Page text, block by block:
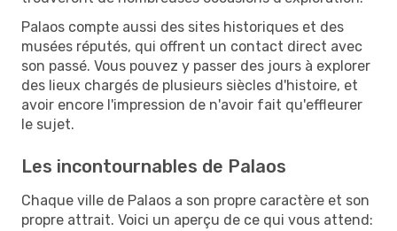
Palaos compte aussi des sites historiques et des
musées réputés, qui offrent un contact direct avec
son passé. Vous pouvez y passer des jours à explorer
des lieux chargés de plusieurs siècles d'histoire, et
avoir encore l'impression de n'avoir fait qu'effleurer
le sujet.
Les incontournables de Palaos
Chaque ville de Palaos a son propre caractère et son
propre attrait. Voici un aperçu de ce qui vous attend: